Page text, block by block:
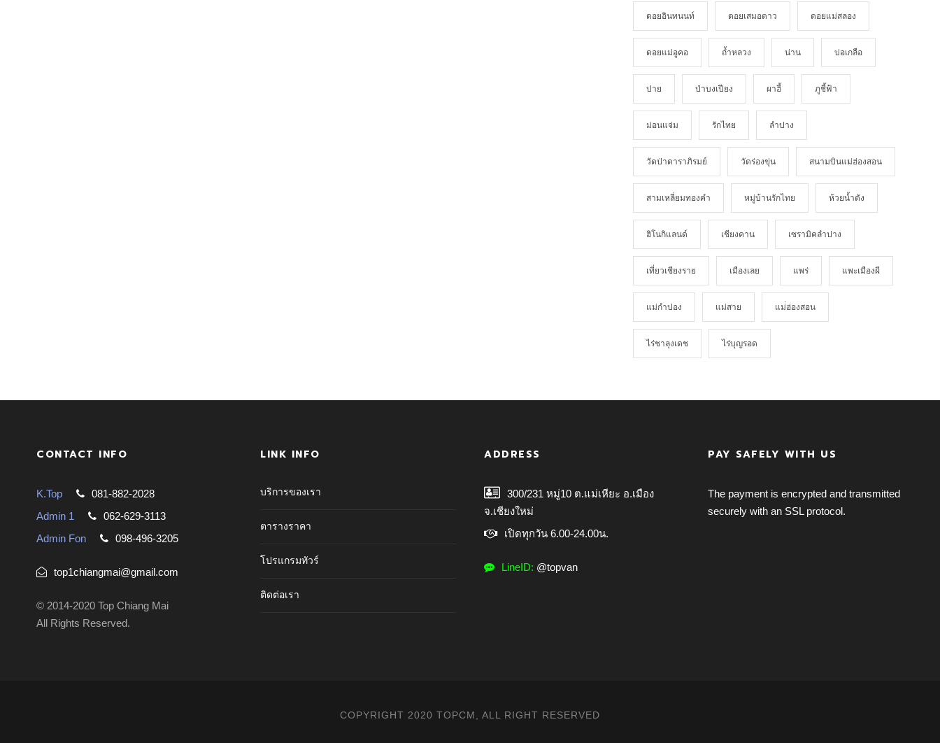
ดอยอินทนนท์ ดอยเสมอดาว ดอยแม่สลอง
ดอยแม่อูคอ ถ้ำหลวง น่าน บ่อเกลือ
ปาย ป่าบงเปียง ผาฮี้ ภูชี้ฟ้า
ม่อนแจ่ม รักไทย ลำปาง
วัดป่าดาราภิรมย์ วัดร่องขุ่น สนามบินแม่ฮ่องสอน
สามเหลี่ยมทองคำ หมู่บ้านรักไทย ห้วยน้ำดัง
ฮิโนกิแลนด์ เชียงคาน เซรามิคลำปาง
เที่ยวเชียงราย เมืองเลย แพร่ แพะเมืองผี
แม่กำปอง แม่สาย แม่่ฮ่องสอน
ไร่ชาลุงเดช ไร่บุญรอด
CONTACT INFO
K.Top
081-882-2028
Admin 1
062-629-3113
Admin Fon
098-496-3205
top1chiangmai@gmail.com
© 2014-2020 Top Chiang Mai
All Rights Reserved.
LINK INFO
บริการของเรา
ตารางราคา
โปรแกรมทัวร์
ติดต่อเรา
ADDRESS
300/231 หมู่10 ต.แม่เหียะ อ.เมือง
จ.เชียงใหม่
เปิดทุกวัน 6.00-24.00น.
LineID: @topvan
PAY SAFELY WITH US
The payment is encrypted and transmitted
securely with an SSL protocol.
COPYRIGHT 2020 TOPCM, ALL RIGHT RESERVED